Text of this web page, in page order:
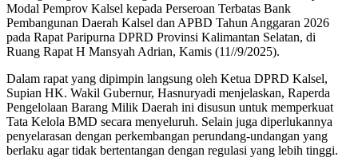
Modal Pemprov Kalsel kepada Perseroan Terbatas Bank
Pembangunan Daerah Kalsel dan APBD Tahun Anggaran 2026
pada Rapat Paripurna DPRD Provinsi Kalimantan Selatan, di
Ruang Rapat H Mansyah Adrian, Kamis (11//9/2025).
Dalam rapat yang dipimpin langsung oleh Ketua DPRD Kalsel,
Supian HK. Wakil Gubernur, Hasnuryadi menjelaskan, Raperda
Pengelolaan Barang Milik Daerah ini disusun untuk memperkuat
Tata Kelola BMD secara menyeluruh. Selain juga diperlukannya
penyelarasan dengan perkembangan perundang-undangan yang
berlaku agar tidak bertentangan dengan regulasi yang lebih tinggi.